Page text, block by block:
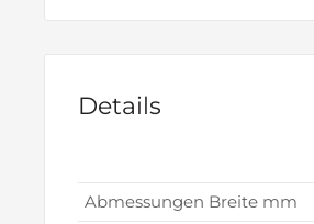
Details
Abmessungen Breite mm